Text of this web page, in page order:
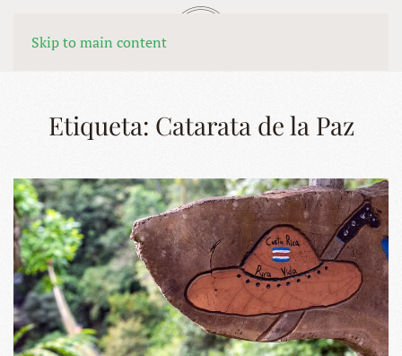
Skip to main content
MENÚ
Etiqueta: Catarata de la Paz